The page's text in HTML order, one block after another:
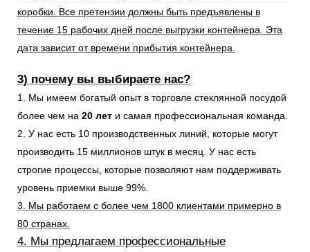
коробки. Все претензии должны быть предъявлены в
течение 15 рабочих дней после выгрузки контейнера. Эта
дата зависит от времени прибытия контейнера.
3) почему вы выбираете нас?
1. Мы имеем богатый опыт в торговле стеклянной посудой
более чем на 20 лет и самая профессиональная команда.
2. У нас есть 10 производственных линий, которые могут
производить 15 миллионов штук в месяц. У нас есть
строгие процессы, которые позволяют нам поддерживать
уровень приемки выше 99%.
3. Мы работаем с более чем 1800 клиентами примерно в
80 странах.
4. Мы предлагаем профессиональные